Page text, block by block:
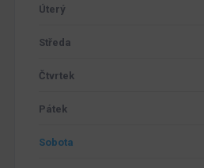
Úterý
Středa
Čtvrtek
Pátek
Sobota